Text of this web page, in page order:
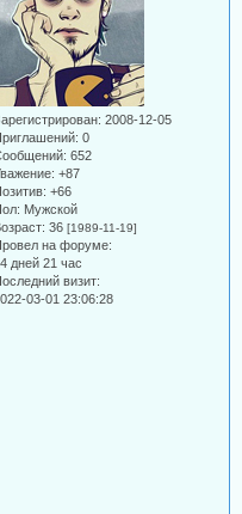
: 2008-12-05
0
652
+87
+66
Мужской
36 [1989-11-19]
на форуме:
дней 21 час
визит:
03-01 23:06:28